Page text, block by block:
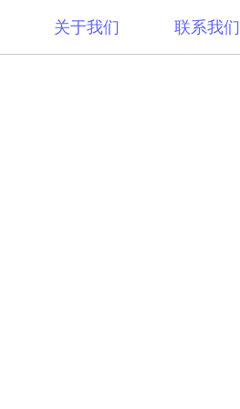
关于我们 联系我们